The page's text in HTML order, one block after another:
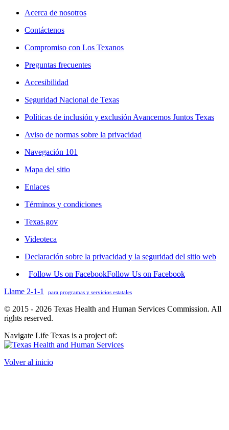
Acerca de nosotros
Contáctenos
Compromiso con Los Texanos
Preguntas frecuentes
Accesibilidad
Seguridad Nacional de Texas
Políticas de inclusión y exclusión Avancemos Juntos Texas
Aviso de normas sobre la privacidad
Navegación 101
Mapa del sitio
Enlaces
Términos y condiciones
Texas.gov
Videoteca
Declaración sobre la privacidad y la seguridad del sitio web
Follow Us on FacebookFollow Us on Facebook
Llame 2-1-1
para programas y servicios estatales
© 2015 - 2026 Texas Health and Human Services Commission. All
rights reserved.
Navigate Life Texas is a project of:
Volver al inicio